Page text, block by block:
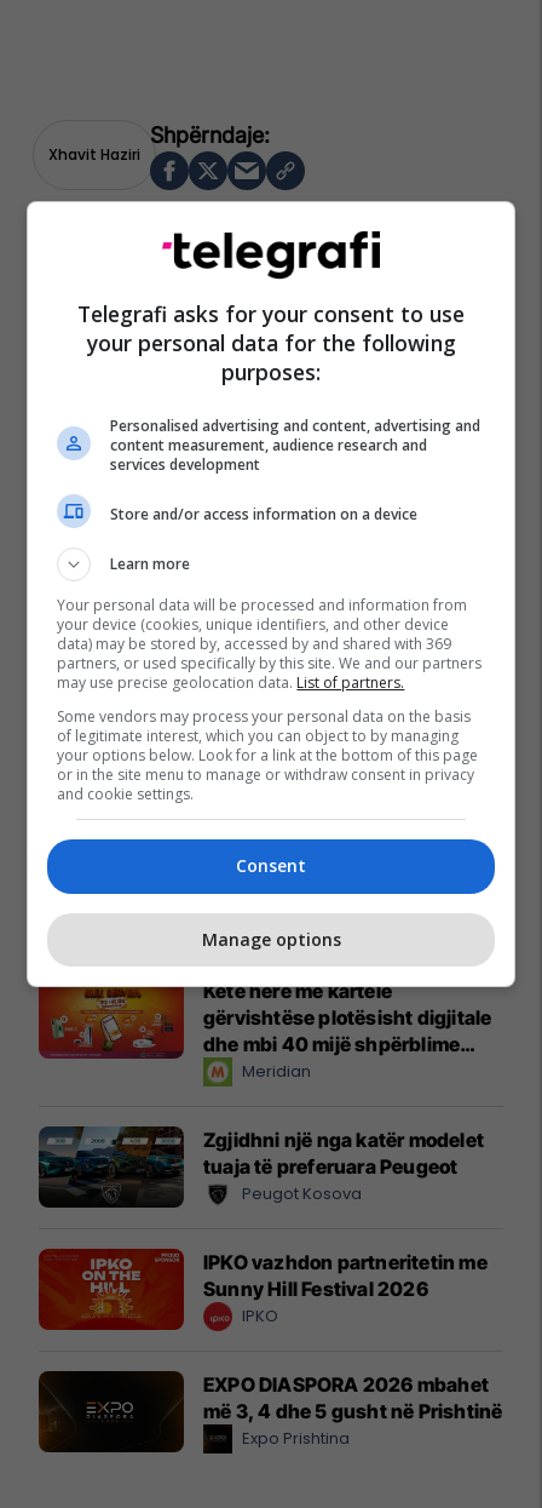
Xhavit Haziri
Promo Reklamo këtu
Këtë herë me kartelë
gërvishtëse plotësisht digjitale
dhe mbi 40 mijë shpërblime
instant!Meridian
Zgjidhni një nga katër modelet
tuaja të preferuara Peugeot
Peugot Kosova
IPKO vazhdon partneritetin me
Sunny Hill Festival 2026
IPKO
EXPO DIASPORA 2026 mbahet
më 3, 4 dhe 5 gusht në Prishtinë
Expo Prishtina
Telegrafi asks for your consent to use
your personal data for the following
purposes:
Personalised advertising and content, advertising and
content measurement, audience research and
services development
Store and/or access information on a device
Learn more
Your personal data will be processed and information from
your device (cookies, unique identifiers, and other device
data) may be stored by, accessed by and shared with 369
partners, or used specifically by this site. We and our partners
may use precise geolocation data. List of partners.
Some vendors may process your personal data on the basis
of legitimate interest, which you can object to by managing
your options below. Look for a link at the bottom of this page
or in the site menu to manage or withdraw consent in privacy
and cookie settings.
Consent
Manage options